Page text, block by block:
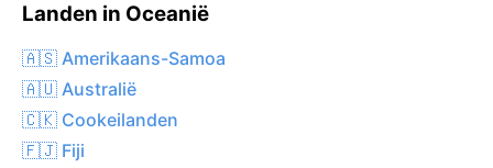
Landen in Oceanië
🇦🇸 Amerikaans-Samoa
🇦🇺 Australië
🇨🇰 Cookeilanden
🇫🇯 Fiji